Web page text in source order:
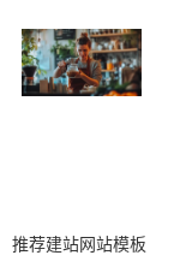
推荐建站网站模板